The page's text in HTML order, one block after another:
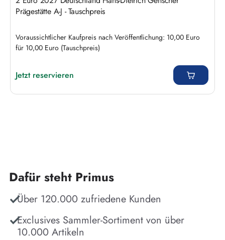
Prägestätte A-J - Tauschpreis
Voraussichtlicher Kaufpreis nach Veröffentlichung: 10,00 Euro
für 10,00 Euro (Tauschpreis)
Jetzt reservieren
Dafür steht Primus
Über 120.000 zufriedene Kunden
Exclusives Sammler-Sortiment von über
10.000 Artikeln